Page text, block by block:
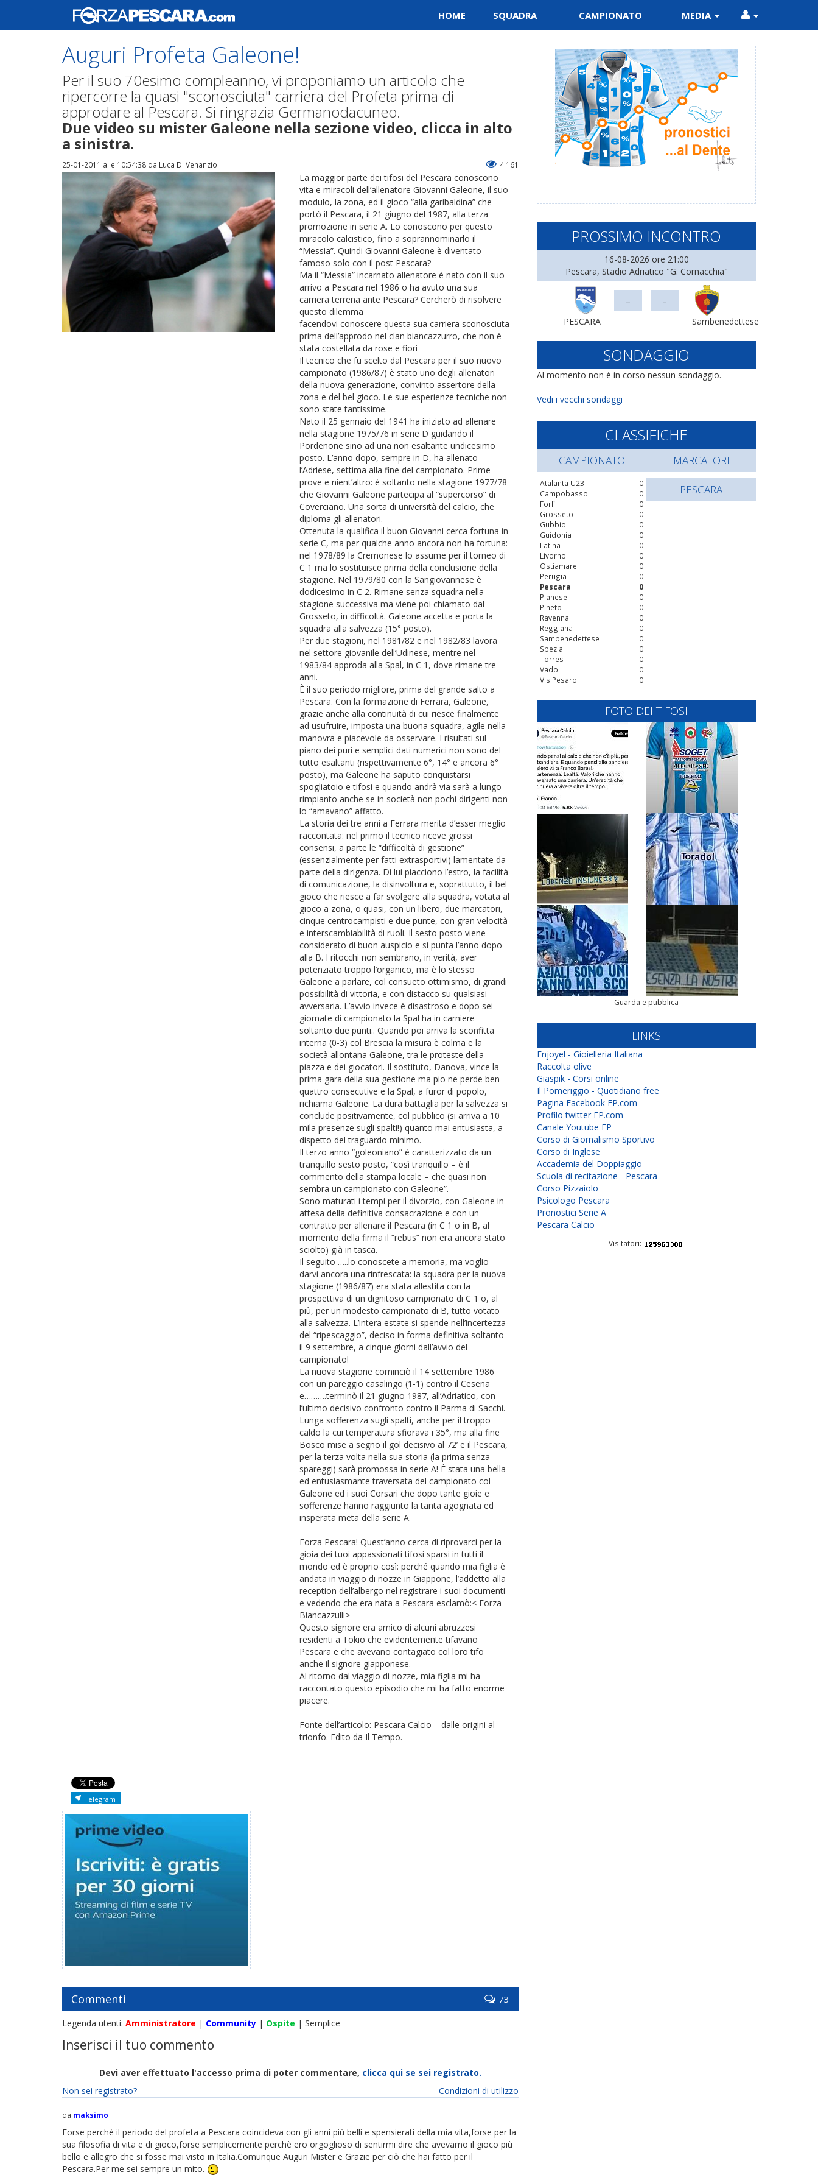
HOME SQUADRA CAMPIONATO MEDIA
Auguri Profeta Galeone!
Per il suo 70esimo compleanno, vi proponiamo un articolo che
ripercorre la quasi "sconosciuta" carriera del Profeta prima di
approdare al Pescara. Si ringrazia Germanodacuneo.
Due video su mister Galeone nella sezione video, clicca in alto
a sinistra.
25-01-2011 alle 10:54:38 da Luca Di Venanzio 4.161
La maggior parte dei tifosi del Pescara conoscono
vita e miracoli dell’allenatore Giovanni Galeone, il suo
modulo, la zona, ed il gioco “alla garibaldina” che
portò il Pescara, il 21 giugno del 1987, alla terza
promozione in serie A. Lo conoscono per questo
miracolo calcistico, fino a soprannominarlo il
“Messia”. Quindi Giovanni Galeone è diventato
famoso solo con il post Pescara?
Ma il “Messia” incarnato allenatore è nato con il suo
arrivo a Pescara nel 1986 o ha avuto una sua
carriera terrena ante Pescara? Cercherò di risolvere
questo dilemma
facendovi conoscere questa sua carriera sconosciuta
prima dell’approdo nel clan biancazzurro, che non è
stata costellata da rose e fiori
Il tecnico che fu scelto dal Pescara per il suo nuovo
campionato (1986/87) è stato uno degli allenatori
della nuova generazione, convinto assertore della
zona e del bel gioco. Le sue esperienze tecniche non
sono state tantissime.
Nato il 25 gennaio del 1941 ha iniziato ad allenare
nella stagione 1975/76 in serie D guidando il
Pordenone sino ad una non esaltante undicesimo
posto. L’anno dopo, sempre in D, ha allenato
l’Adriese, settima alla fine del campionato. Prime
prove e nient’altro: è soltanto nella stagione 1977/78
che Giovanni Galeone partecipa al “supercorso” di
Coverciano. Una sorta di università del calcio, che
diploma gli allenatori.
Ottenuta la qualifica il buon Giovanni cerca fortuna in
serie C, ma per qualche anno ancora non ha fortuna:
nel 1978/89 la Cremonese lo assume per il torneo di
C 1 ma lo sostituisce prima della conclusione della
stagione. Nel 1979/80 con la Sangiovannese è
dodicesimo in C 2. Rimane senza squadra nella
stagione successiva ma viene poi chiamato dal
Grosseto, in difficoltà. Galeone accetta e porta la
squadra alla salvezza (15° posto).
Per due stagioni, nel 1981/82 e nel 1982/83 lavora
nel settore giovanile dell’Udinese, mentre nel
1983/84 approda alla Spal, in C 1, dove rimane tre
anni.
È il suo periodo migliore, prima del grande salto a
Pescara. Con la formazione di Ferrara, Galeone,
grazie anche alla continuità di cui riesce finalmente
ad usufruire, imposta una buona squadra, agile nella
manovra e piacevole da osservare. I risultati sul
piano dei puri e semplici dati numerici non sono del
tutto esaltanti (rispettivamente 6°, 14° e ancora 6°
posto), ma Galeone ha saputo conquistarsi
spogliatoio e tifosi e quando andrà via sarà a lungo
rimpianto anche se in società non pochi dirigenti non
lo “amavano” affatto.
La storia dei tre anni a Ferrara merita d’esser meglio
raccontata: nel primo il tecnico riceve grossi
consensi, a parte le “difficoltà di gestione”
(essenzialmente per fatti extrasportivi) lamentate da
parte della dirigenza. Di lui piacciono l’estro, la facilità
di comunicazione, la disinvoltura e, soprattutto, il bel
gioco che riesce a far svolgere alla squadra, votata al
gioco a zona, o quasi, con un libero, due marcatori,
cinque centrocampisti e due punte, con gran velocità
e interscambiabilità di ruoli. Il sesto posto viene
considerato di buon auspicio e si punta l’anno dopo
alla B. I ritocchi non sembrano, in verità, aver
potenziato troppo l’organico, ma è lo stesso
Galeone a parlare, col consueto ottimismo, di grandi
possibilità di vittoria, e con distacco su qualsiasi
avversaria. L’avvio invece è disastroso e dopo sei
giornate di campionato la Spal ha in carniere
soltanto due punti.. Quando poi arriva la sconfitta
interna (0-3) col Brescia la misura è colma e la
società allontana Galeone, tra le proteste della
piazza e dei giocatori. Il sostituto, Danova, vince la
prima gara della sua gestione ma pio ne perde ben
quattro consecutive e la Spal, a furor di popolo,
richiama Galeone. La dura battaglia per la salvezza si
conclude positivamente, col pubblico (si arriva a 10
mila presenze sugli spalti!) quanto mai entusiasta, a
dispetto del traguardo minimo.
Il terzo anno “goleoniano” è caratterizzato da un
tranquillo sesto posto, “così tranquillo – è il
commento della stampa locale – che quasi non
sembra un campionato con Galeone”.
Sono maturati i tempi per il divorzio, con Galeone in
attesa della definitiva consacrazione e con un
contratto per allenare il Pescara (in C 1 o in B, al
momento della firma il “rebus” non era ancora stato
sciolto) già in tasca.
Il seguito …..lo conoscete a memoria, ma voglio
darvi ancora una rinfrescata: la squadra per la nuova
stagione (1986/87) era stata allestita con la
prospettiva di un dignitoso campionato di C 1 o, al
più, per un modesto campionato di B, tutto votato
alla salvezza. L’intera estate si spende nell’incertezza
del “ripescaggio”, deciso in forma definitiva soltanto
il 9 settembre, a cinque giorni dall’avvio del
campionato!
La nuova stagione cominciò il 14 settembre 1986
con un pareggio casalingo (1-1) contro il Cesena
e……….terminò il 21 giugno 1987, all’Adriatico, con
l’ultimo decisivo confronto contro il Parma di Sacchi.
Lunga sofferenza sugli spalti, anche per il troppo
caldo la cui temperatura sfiorava i 35°, ma alla fine
Bosco mise a segno il gol decisivo al 72’ e il Pescara,
per la terza volta nella sua storia (la prima senza
spareggi) sarà promossa in serie A! È stata una bella
ed entusiasmante traversata del campionato col
Galeone ed i suoi Corsari che dopo tante gioie e
sofferenze hanno raggiunto la tanta agognata ed
insperata meta della serie A.
Forza Pescara! Quest’anno cerca di riprovarci per la
gioia dei tuoi appassionati tifosi sparsi in tutti il
mondo ed è proprio così: perché quando mia figlia è
andata in viaggio di nozze in Giappone, l’addetto alla
reception dell’albergo nel registrare i suoi documenti
e vedendo che era nata a Pescara esclamò:< Forza
Biancazzulli>
Questo signore era amico di alcuni abruzzesi
residenti a Tokio che evidentemente tifavano
Pescara e che avevano contagiato col loro tifo
anche il signore giapponese.
Al ritorno dal viaggio di nozze, mia figlia mi ha
raccontato questo episodio che mi ha fatto enorme
piacere.
Fonte dell’articolo: Pescara Calcio – dalle origini al
trionfo. Edito da Il Tempo.
Telegram
Commenti 73
Legenda utenti: Amministratore | Community | Ospite | Semplice
Inserisci il tuo commento
Devi aver effettuato l'accesso prima di poter commentare, clicca qui se sei registrato.
Condizioni di utilizzo
Non sei registrato?
da maksimo
Forse perchè il periodo del profeta a Pescara coincideva con gli anni più belli e spensierati della mia vita,forse per la
sua filosofia di vita e di gioco,forse semplicemente perchè ero orgoglioso di sentirmi dire che avevamo il gioco più
bello e allegro che si fosse mai visto in Italia.Comunque Auguri Mister e Grazie per ciò che hai fatto per il
Pescara.Per me sei sempre un mito.
PROSSIMO INCONTRO
16-08-2026 ore 21:00
Pescara, Stadio Adriatico "G. Cornacchia"
PESCARA
- -
Sambenedettese
SONDAGGIO
Al momento non è in corso nessun sondaggio.
Vedi i vecchi sondaggi
CLASSIFICHE
CAMPIONATO
0
Atalanta U23
0
Campobasso
0
Forlì
0
Grosseto
0
Gubbio
0
Guidonia
0
Latina
0
Livorno
0
Ostiamare
0
Perugia
0
Pescara
0
Pianese
0
Pineto
0
Ravenna
0
Reggiana
0
Sambenedettese
0
Spezia
0
Torres
0
Vado
0
Vis Pesaro
MARCATORI
PESCARA
FOTO DEI TIFOSI
Guarda e pubblica
LINKS
Enjoyel - Gioielleria Italiana
Raccolta olive
Giaspik - Corsi online
Il Pomeriggio - Quotidiano free
Pagina Facebook FP.com
Profilo twitter FP.com
Canale Youtube FP
Corso di Giornalismo Sportivo
Corso di Inglese
Accademia del Doppiaggio
Scuola di recitazione - Pescara
Corso Pizzaiolo
Psicologo Pescara
Pronostici Serie A
Pescara Calcio
Visitatori: